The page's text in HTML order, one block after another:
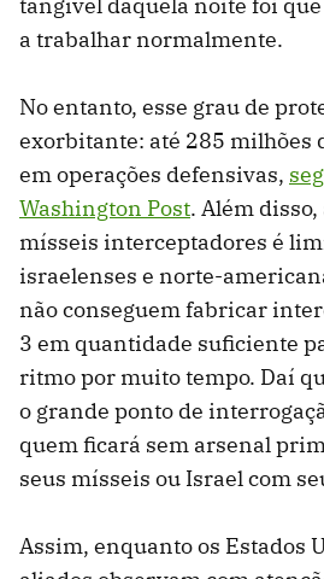
a trabalhar normalmente.
No entanto, esse grau de
exorbitante: até 285 milhões
em operações defensivas,
Washington Post. Além
mísseis interceptadores é
israelenses e norte-
não conseguem fabricar
3 em quantidade suficiente
ritmo por muito tempo. Daí
o grande ponto de
quem ficará sem arsenal
seus mísseis ou Israel com
Assim, enquanto os Estados